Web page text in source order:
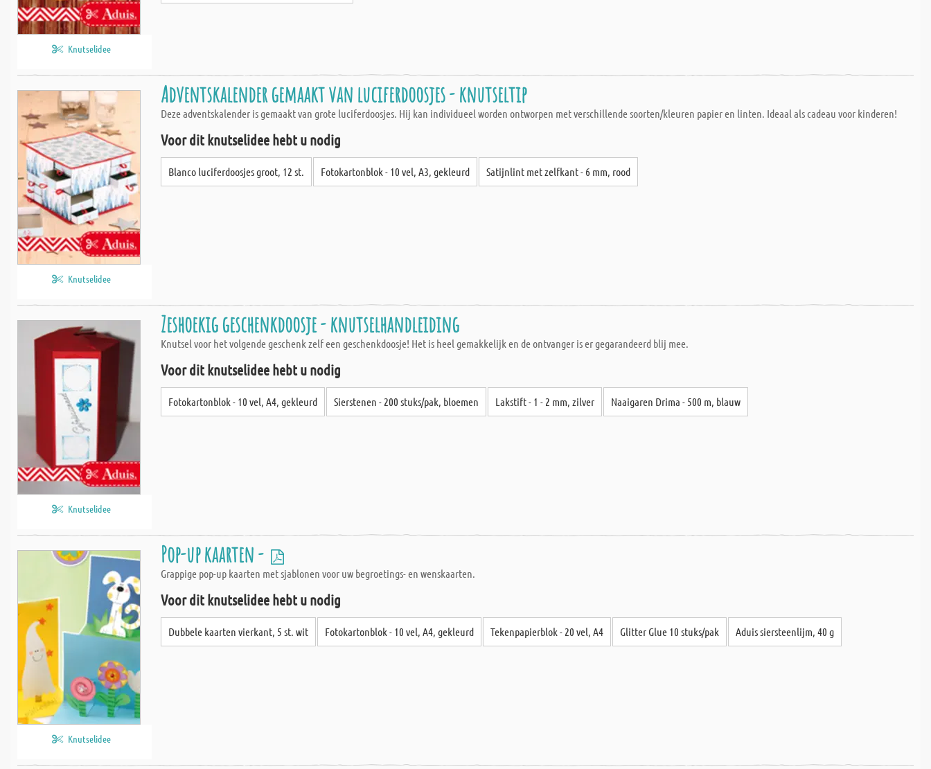
Knutselidee
Knutselidee
Adventskalender gemaakt van luciferdoosjes - knutseltip
Deze adventskalender is gemaakt van grote luciferdoosjes. Hij kan individueel worden ontworpen met verschillende soorten/kleuren papier en linten. Ideaal als cadeau voor kinderen!
Voor dit knutselidee hebt u nodig
Blanco luciferdoosjes groot, 12 st. Fotokartonblok - 10 vel, A3, gekleurd Satijnlint met zelfkant - 6 mm, rood
Knutselidee
Zeshoekig geschenkdoosje - knutselhandleiding
Knutsel voor het volgende geschenk zelf een geschenkdoosje! Het is heel gemakkelijk en de ontvanger is er gegarandeerd blij mee.
Voor dit knutselidee hebt u nodig
Fotokartonblok - 10 vel, A4, gekleurd Sierstenen - 200 stuks/pak, bloemen Lakstift - 1 - 2 mm, zilver Naaigaren Drima - 500 m, blauw
Knutselidee
Pop-up kaarten -
Grappige pop-up kaarten met sjablonen voor uw begroetings- en wenskaarten.
Voor dit knutselidee hebt u nodig
Dubbele kaarten vierkant, 5 st. wit Fotokartonblok - 10 vel, A4, gekleurd Tekenpapierblok - 20 vel, A4 Glitter Glue 10 stuks/pak Aduis siersteenlijm, 40 g